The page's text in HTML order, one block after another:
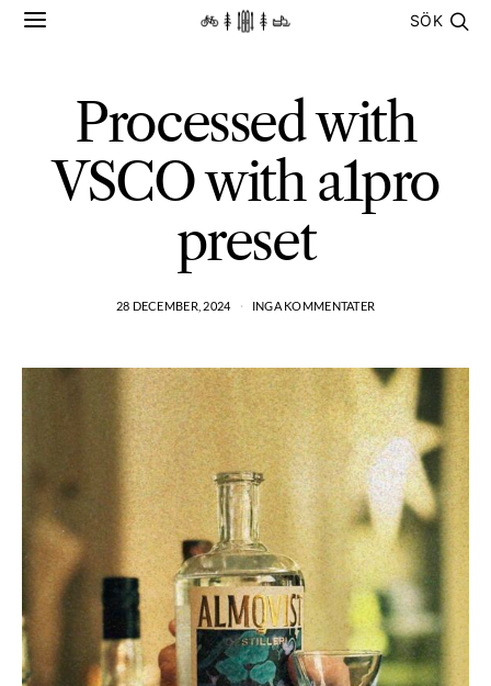
SÖK
Processed with
VSCO with a1pro
preset
28 DECEMBER, 2024 INGA KOMMENTATER